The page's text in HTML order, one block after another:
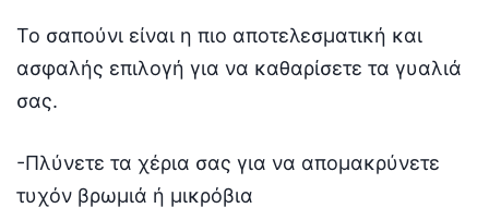
Το σαπούνι είναι η πιο αποτελεσματική και
ασφαλής επιλογή για να καθαρίσετε τα γυαλιά
σας.
-Πλύνετε τα χέρια σας για να απομακρύνετε
τυχόν βρωμιά ή μικρόβια